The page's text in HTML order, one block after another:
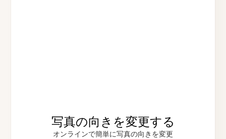
写真の向きを変更する
オンラインで簡単に写真の向きを変更